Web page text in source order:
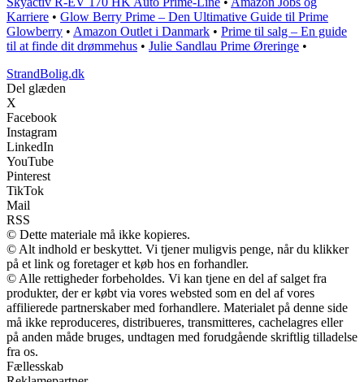
Karriere • Glow Berry Prime – Den Ultimative Guide til Prime
Glowberry • Amazon Outlet i Danmark • Prime til salg – En guide
til at finde dit drømmehus • Julie Sandlau Prime Øreringe •
StrandBolig.dk
Del glæden
X
Facebook
Instagram
LinkedIn
YouTube
Pinterest
TikTok
Mail
RSS
© Dette materiale må ikke kopieres.
© Alt indhold er beskyttet. Vi tjener muligvis penge, når du klikker
på et link og foretager et køb hos en forhandler.
© Alle rettigheder forbeholdes. Vi kan tjene en del af salget fra
produkter, der er købt via vores websted som en del af vores
affilierede partnerskaber med forhandlere. Materialet på denne side
må ikke reproduceres, distribueres, transmitteres, cachelagres eller
på anden måde bruges, undtagen med forudgående skriftlig tilladelse
fra os.
Fællesskab